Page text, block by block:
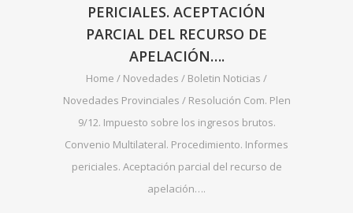
PERICIALES. ACEPTACIÓN
PARCIAL DEL RECURSO DE
APELACIÓN….
Home / Novedades / Boletin Noticias /
Novedades Provinciales / Resolución Com. Plen
9/12. Impuesto sobre los ingresos brutos.
Convenio Multilateral. Procedimiento. Informes
periciales. Aceptación parcial del recurso de
apelación….